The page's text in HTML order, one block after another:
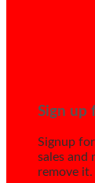
Sign up
Signup
sales and
remove it.